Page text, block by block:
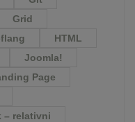
Grid
HTML
Joomla!
Page
– relativni